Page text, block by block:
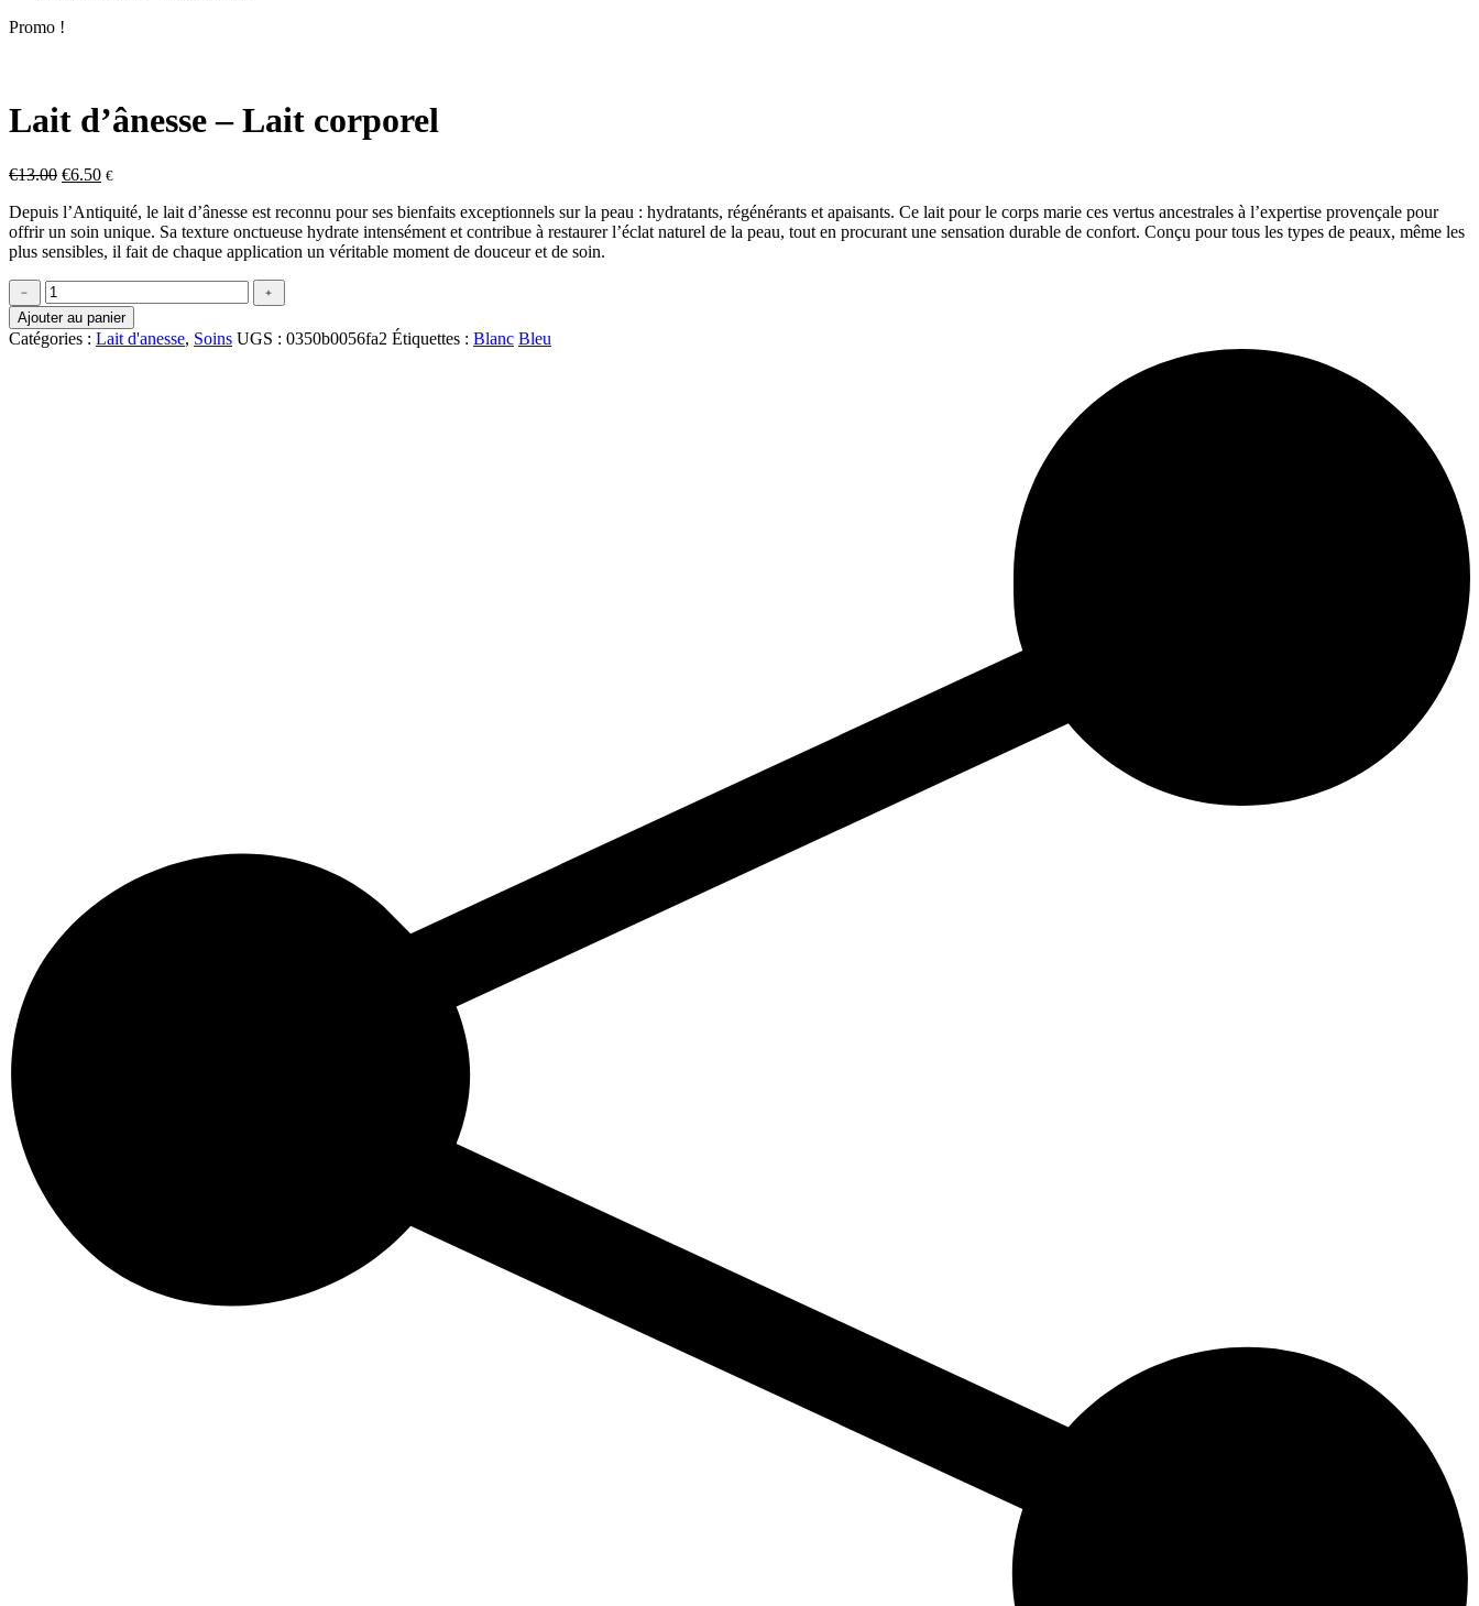
Promo !
Lait d’ânesse – Lait corporel
€13.00 Le
initial
était :
€13.00.
€6.50Le
actuel
est :
€6.50.
€
Depuis l’Antiquité, le lait d’ânesse est reconnu pour ses bienfaits exceptionnels sur la peau : hydratants, régénérants et apaisants. Ce lait pour le corps marie ces vertus ancestrales à l’expertise provençale pour
offrir un soin unique. Sa texture onctueuse hydrate intensément et contribue à restaurer l’éclat naturel de la peau, tout en procurant une sensation durable de confort. Conçu pour tous les types de peaux, même les
plus sensibles, il fait de chaque application un véritable moment de douceur et de soin.
quantité
de
Lait
d'ânesse
﹣
﹢
Ajouter au panier
Catégories : Lait d'anesse, Soins UGS : 0350b0056fa2 Étiquettes : Blanc Bleu